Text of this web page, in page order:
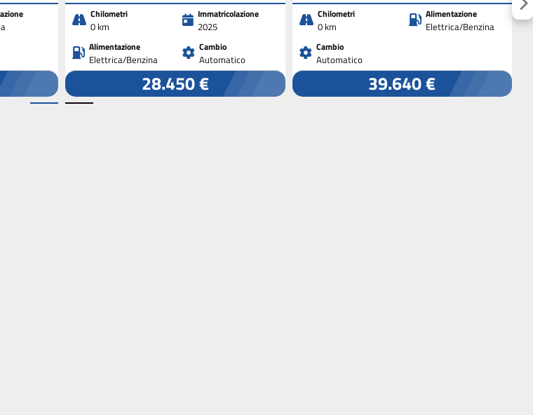
Chilometri
0 km
Immatricolazione
2025
Alimentazione
Elettrica/Benzina
Cambio
Automatico
28.450 €
Chilometri
0 km
Alimentazione
Elettrica/Benzina
Cambio
Automatico
39.640 €